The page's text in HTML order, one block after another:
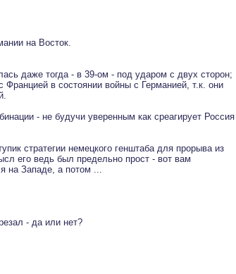
на Восток.
даже тогда - в 39-ом - под ударом с двух сторон;
в состоянии войны с Германией, т.к. они
- не будучи уверенным как среагирует Россия
стратегии немецкого генштаба для прорыва из
его ведь был предельно прост - вот вам
на Западе, а потом ...
- да или нет?